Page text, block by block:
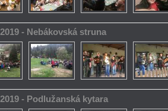
- Nebákovská struna
- Podlužanská kytara